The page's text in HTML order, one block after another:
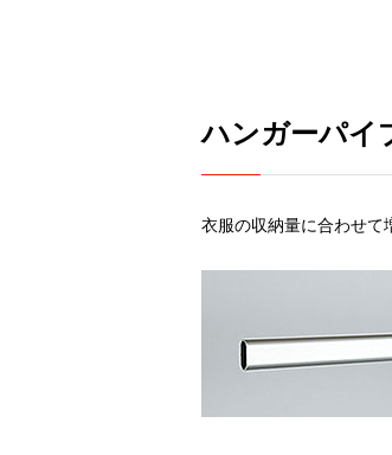
ハンガーパイ
衣服の収納量に合わせて